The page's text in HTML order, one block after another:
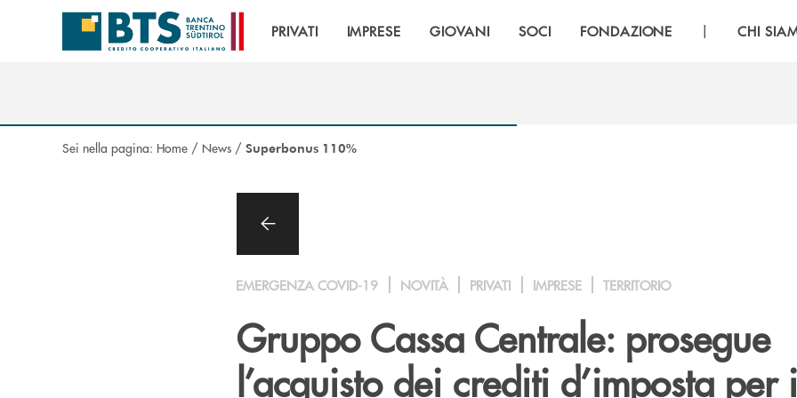
Salta al contenuto principale
PRIVATI IMPRESE GIOVANI SOCI FONDAZIONE | CHI
Sei nella pagina: Home / News / Superbonus 110%
EMERGENZA COVID-19 NOVITÀ PRIVATI IMPRESE TERRITORIO
Gruppo Cassa Centrale: prosegue
l’acquisto dei crediti d’imposta per